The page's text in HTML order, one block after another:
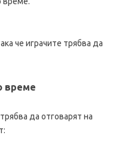
че играчите трябва да
време
да отговарят на